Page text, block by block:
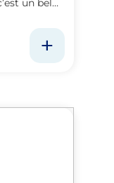
un bel…